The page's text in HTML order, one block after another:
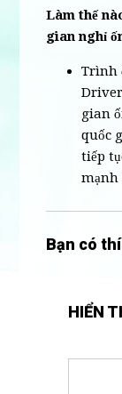
Làm thế
gian nghỉ
Trình
gian
quốc
tiếp
mạnh
Bạn có
HIỂN